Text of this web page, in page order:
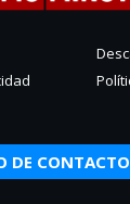
DE CONTACTO